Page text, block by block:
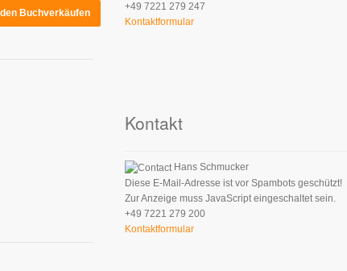
Buchverkäufen
+49 7221 279 247
Kontaktformular
Kontakt
Hans Schmucker
Diese E-Mail-Adresse ist vor Spambots geschützt!
Zur Anzeige muss JavaScript eingeschaltet sein.
+49 7221 279 200
Kontaktformular